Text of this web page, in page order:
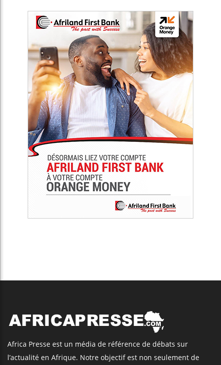
Africa Presse est un média de référence de débats sur
l’actualité en Afrique. Notre objectif est non seulement de